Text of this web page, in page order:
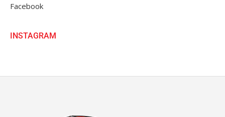
Facebook
INSTAGRAM